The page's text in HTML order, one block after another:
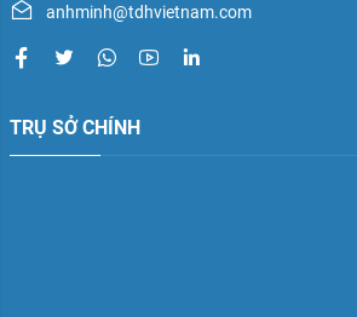
anhminh@tdhvietnam.com
TRỤ SỞ CHÍNH